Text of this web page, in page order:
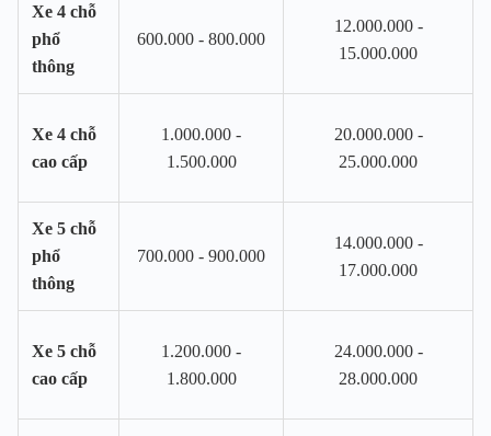
Xe 4 chỗ
phổ
thông
600.000 - 800.000
12.000.000 -
15.000.000
Xe 4 chỗ
cao cấp
1.000.000 -
1.500.000
20.000.000 -
25.000.000
Xe 5 chỗ
phổ
thông
700.000 - 900.000
14.000.000 -
17.000.000
Xe 5 chỗ
cao cấp
1.200.000 -
1.800.000
24.000.000 -
28.000.000